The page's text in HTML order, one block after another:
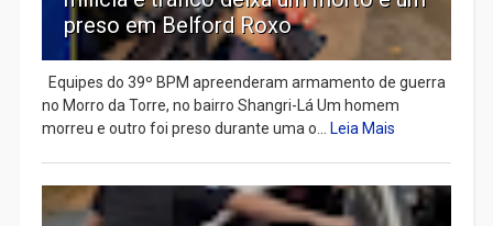
preso em Belford Roxo
Equipes do 39º BPM apreenderam armamento de guerra
no Morro da Torre, no bairro Shangri-Lá Um homem
morreu e outro foi preso durante uma o... Leia Mais